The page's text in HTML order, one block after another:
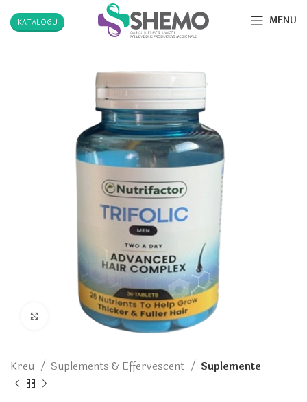
KATALOGU MENU
Click to enlarge
Kreu Suplements & Effervescent Suplemente